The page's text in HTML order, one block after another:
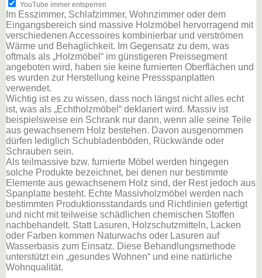
YouTube immer entsperren
Im Esszimmer, Schlafzimmer, Wohnzimmer oder dem
Eingangsbereich sind massive Holzmöbel hervorragend mit
verschiedenen Accessoires kombinierbar und verströmen
Wärme und Behaglichkeit. Im Gegensatz zu dem, was
oftmals als „Holzmöbel“ im günstigeren Preissegment
angeboten wird, haben sie keine furnierten Oberflächen und
es wurden zur Herstellung keine Pressspanplatten
verwendet.
Wichtig ist es zu wissen, dass noch längst nicht alles echt
ist, was als „Echtholzmöbel“ deklariert wird. Massiv ist
beispielsweise ein Schrank nur dann, wenn alle seine Teile
aus gewachsenem Holz bestehen. Davon ausgenommen
dürfen lediglich Schubladenböden, Rückwände oder
Schrauben sein.
Als teilmassive bzw. furnierte Möbel werden hingegen
solche Produkte bezeichnet, bei denen nur bestimmte
Elemente aus gewachsenem Holz sind, der Rest jedoch aus
Spanplatte besteht. Echte Massivholzmöbel werden nach
bestimmten Produktionsstandards und Richtlinien gefertigt
und nicht mit teilweise schädlichen chemischen Stoffen
nachbehandelt. Statt Lasuren, Holzschutzmitteln, Lacken
oder Farben kommen Naturwachs oder Lasuren auf
Wasserbasis zum Einsatz. Diese Behandlungsmethode
unterstützt ein „gesundes Wohnen“ und eine natürliche
Wohnqualität.